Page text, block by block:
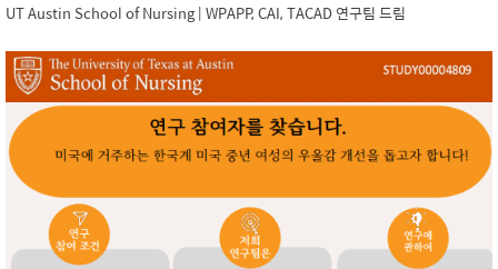
UT Austin School of Nursing | WPAPP, CAI, TACAD 연구팀 드림